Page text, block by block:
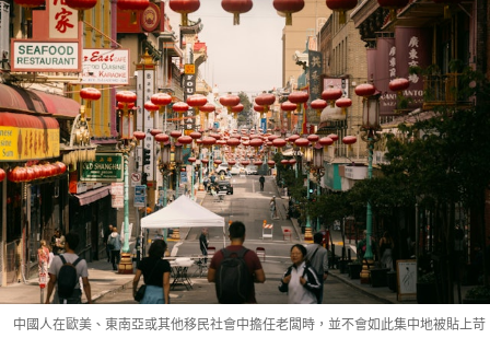
中國人在歐美、東南亞或其他移民社會中擔任老闆時，並不會如此集中地被貼上苛